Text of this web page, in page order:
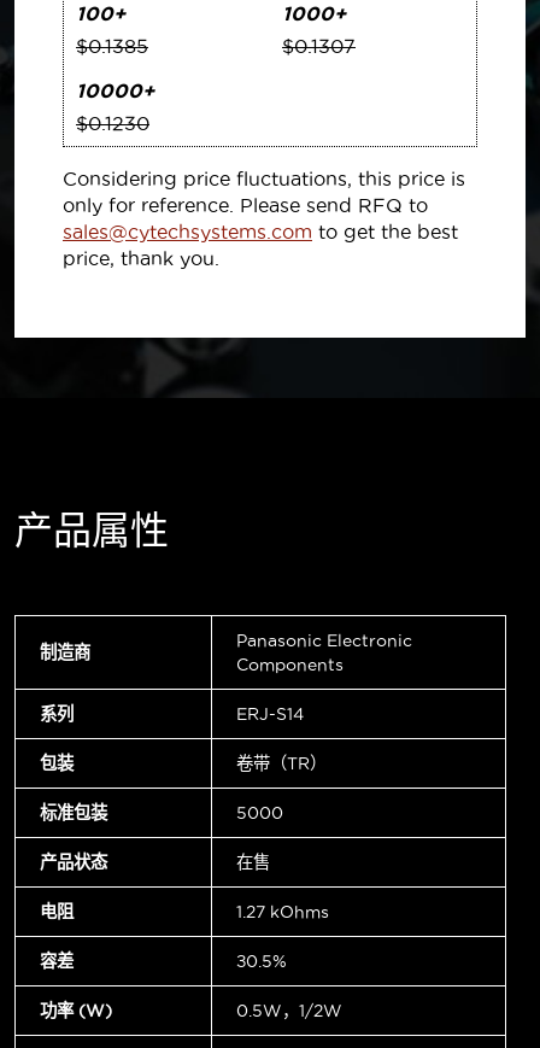
100+
$0.1385
1000+
$0.1307
10000+
$0.1230
Considering price fluctuations, this price is
only for reference. Please send RFQ to
sales@cytechsystems.com to get the best
price, thank you.
产品属性
制造商
Panasonic Electronic
Components
系列 ERJ-S14
包装 卷带（TR）
标准包装 5000
产品状态 在售
电阻 1.27 kOhms
容差 ±0.5%
功率 (W) 0.5W，1/2W